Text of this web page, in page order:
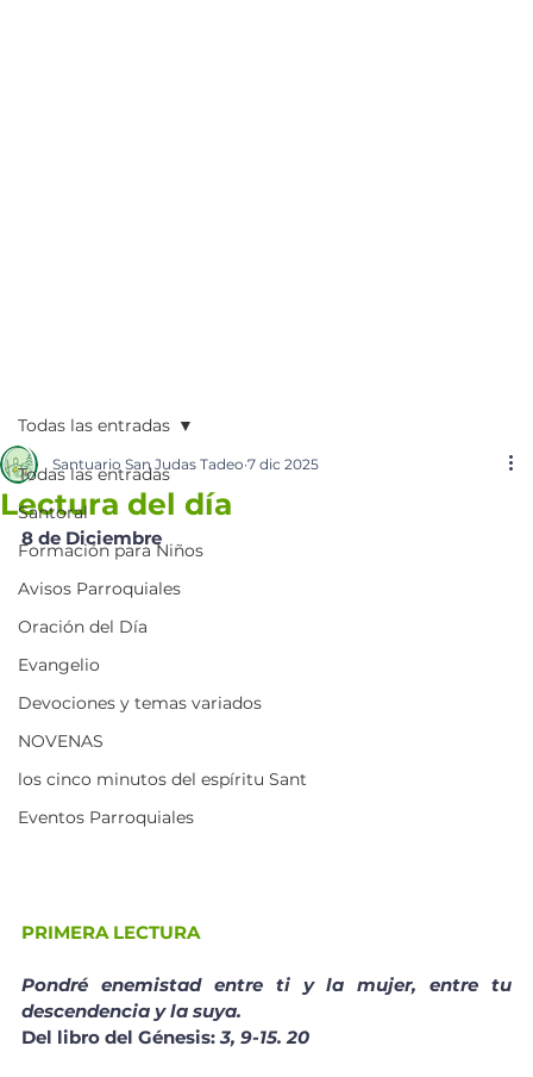
Todas las entradas
Santoral
Formación para Niños
Avisos Parroquiales
Oración del Día
Evangelio
Devociones y temas variados
NOVENAS
los cinco minutos del espíritu Sant
Eventos Parroquiales
Todas las entradas
Lectura del día
Santuario San Judas Tadeo 7 dic 2025
8 de Diciembre
PRIMERA LECTURA
Pondré enemistad entre ti y la mujer, entre tu
descendencia y la suya.
Del libro del Génesis: 3, 9-15. 20